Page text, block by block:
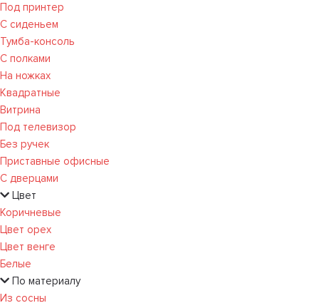
Под принтер
С сиденьем
Тумба-консоль
С полками
На ножках
Квадратные
Витрина
Под телевизор
Без ручек
Приставные офисные
С дверцами
Цвет
Коричневые
Цвет орех
Цвет венге
Белые
По материалу
Из сосны